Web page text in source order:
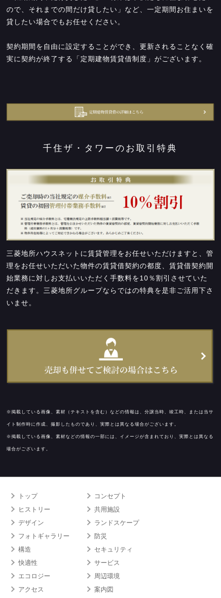
ので、それまでの間だけ貸したい」など、一定期間お住まいを
貸したい場合でもお任せください。
契約期間を自由に設定することができ、更新されることなく確
実に契約が終了する「定期建物賃貸借制度」がございます。
千住ザ・タワーのお取引特典
三菱地所ハウスネットに賃貸管理をお任せいただけますと、管
理をお任せいただいた物件の賃貸借契約の都度、賃貸借契約開
始業務に対しお支払いいただく手数料を10％割引させていた
だきます。三菱地所グループならではの特典を是非ご活用下さ
いませ。
※掲載している画像、素材（テキストを含む）などの情報は、分譲当時、竣工時、または当サ
イト制作時に作成、撮影したものであり、実際とは異なる場合がございます。
※掲載している画像、素材などの情報の一部には、イメージが含まれており、実際とは異なる
場合がございます。
トップ
コンセプト
ヒストリー
共用施設
デザイン
ランドスケープ
フォトギャラリー
防災
構造
セキュリティ
快適性
サービス
エコロジー
周辺環境
アクセス
案内図